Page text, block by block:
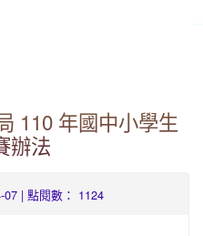
110 年國中小學生
辦法
07 | 點閱數： 1124